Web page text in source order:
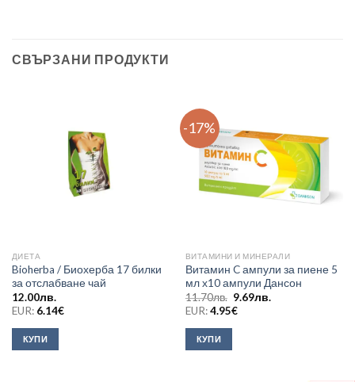
СВЪРЗАНИ ПРОДУКТИ
ДИЕТА
Bioherba / Биохерба 17 билки
за отслабване чай
12.00лв.
EUR: 6.14€
КУПИ
-17%
ВИТАМИНИ И МИНЕРАЛИ
Витамин C ампули за пиене 5
мл х10 ампули Дансон
11.70лв. Original
price
was:
11.70лв..
9.69лв.
EUR:4.95€
КУПИ